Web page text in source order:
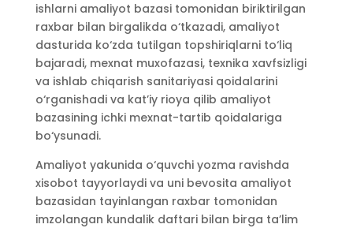
ishlarni amaliyot bazasi tomonidan biriktirilgan
raxbar bilan birgalikda o‘tkazadi, amaliyot
dasturida ko‘zda tutilgan topshiriqlarni to‘liq
bajaradi, mexnat muxofazasi, texnika xavfsizligi
va ishlab chiqarish sanitariyasi qoidalarini
o‘rganishadi va kat’iy rioya qilib amaliyot
bazasining ichki mexnat-tartib qoidalariga
bo‘ysunadi.
Amaliyot yakunida o‘quvchi yozma ravishda
xisobot tayyorlaydi va uni bevosita amaliyot
bazasidan tayinlangan raxbar tomonidan
imzolangan kundalik daftari bilan birga ta’lim